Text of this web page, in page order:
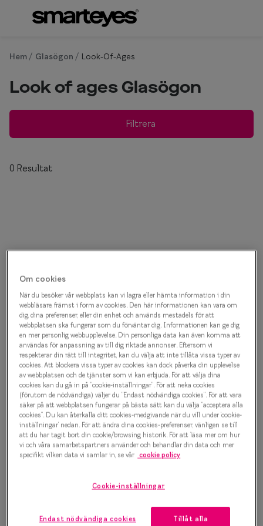
Hoppa till
innehållet
Om synundersökning
Ögonhälsokontroll
Syntest för körkort
Olika
Taberg
Efva
Trender
Hem Glasögon Look-Of-Ages
Look of ages Glasögon
Filtrera
0 Resultat
Din sökning gav inga resultat
Tyvärr, inga artiklar som matchade din sökning hittades.
Köp dina nya glasögon hos
Smarteyes
Hos Smarteyes gör vi det enkelt att uppdatera din stil
snabbt och smidigt direkt här på vår hemsida. Väl i
Om cookies
När du besöker vår webbplats kan vi lagra eller hämta information i din
webbläsare, främst i form av cookies. Den här informationen kan vara om
dig, dina preferenser, eller din enhet och används mestadels för att
webbplatsen ska fungerar som du förväntar dig. Informationen kan ge dig
en mer personlig webbupplevelse. Din personliga data kan även komma att
användas för anpassning av till dig riktade annonser. Eftersom vi
respekterar din rätt till integritet, kan du välja att inte tillåta vissa typer av
cookies. Att blockera vissa typer av cookies kan dock påverka din upplevelse
av webbplatsen och de tjänster som vi kan erbjuda. För att välja dina
cookies kan du gå in på ”cookie-inställningar”. För att neka cookies
(förutom de nödvändiga) väljer du ”Endast nödvändiga cookies”. För att vara
säker på att webbplatsen fungerar på bästa sätt kan du välja ”acceptera alla
cookies”. Du kan återkalla ditt cookies-medgivande när du vill under ’cookie-
inställningar’ nedan. För att ändra dina cookies-preferenser, vänligen se till
att du har tagit bort din cookie/browsing historik. För att läsa mer om hur
vi och våra samarbetspartners använder och behandlar din data och mer
specifikt vilken data vi samlar in, se vår cookie policy
Cookie-inställningar
Endast nödvändiga cookies Tillåt alla